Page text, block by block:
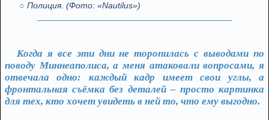
Полиция. (Фото: «Nautilus»)
Когда я все эти дни не торопилась с выводами по
поводу Миннеаполиса, а меня атаковали вопросами, я
отвечала одно: каждый кадр имеет свои углы, а
фронтальная съёмка без деталей – просто картинка
для тех, кто хочет увидеть в ней то, что ему выгодно.